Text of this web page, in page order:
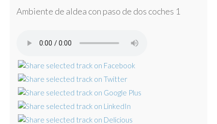
Ambiente de aldea con paso de dos coches 1